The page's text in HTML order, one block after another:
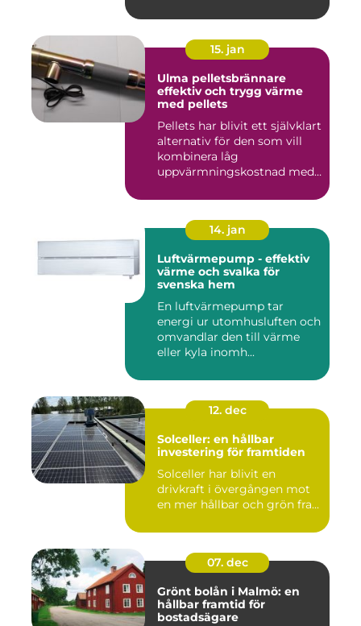
15. jan
Ulma pelletsbrännare
effektiv och trygg värme
med pellets
Pellets har blivit ett självklart
alternativ för den som vill
kombinera låg
uppvärmningskostnad med
14. jan
Luftvärmepump - effektiv
värme och svalka för
svenska hem
En luftvärmepump tar
energi ur utomhusluften och
omvandlar den till värme
eller kyla inomh...
12. dec
Solceller: en hållbar
investering för framtiden
Solceller har blivit en
drivkraft i övergången mot
en mer hållbar och grön fra...
07. dec
Grönt bolån i Malmö: en
hållbar framtid för
bostadsägare